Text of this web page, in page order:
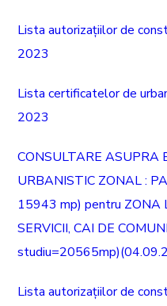
Lista autorizațiilor de
2023
Lista certificatelor de
2023
CONSULTARE ASUPRA
URBANISTIC ZONAL :
15943 mp) pentru ZONA
SERVICII, CAI DE
Lista autorizațiilor de